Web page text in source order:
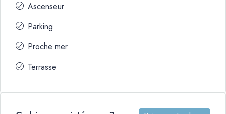
Ascenseur
Parking
Proche mer
Terrasse